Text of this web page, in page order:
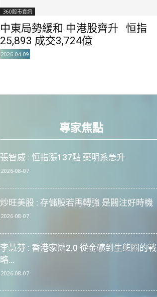
360股市資訊
中東局勢緩和 中港股齊升 恒指
25,893 成交3,724億
2026-04-09
專家焦點
張智威 : 恒指漲137點 藥明系急升
2026-08-07
炒旺美股 : 存儲股若再轉強 是關注好時機
2026-08-07
李慧芬 : 香港家辦2.0 從金礦到生態圈的戰
略...
2026-08-07